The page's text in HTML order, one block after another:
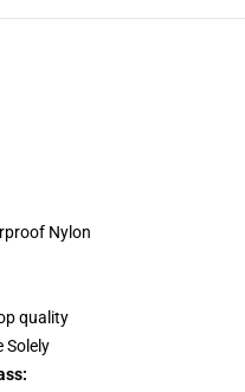
Nylon
quality
Solely